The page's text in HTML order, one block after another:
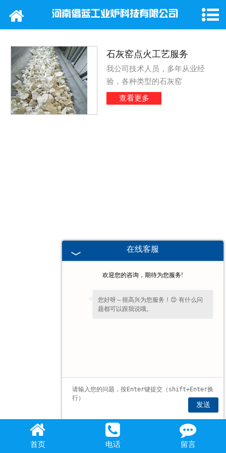
网站首页
产品中心
新闻动态
石灰窑点火工艺服务
我公司技术人员，多年从业经
验，各种类型的石灰窑
查看更多
首页 电话 留言
在线客服
欢迎您的咨询，期待为您服务!
您好呀～很高兴为您服务！😊 有什么问
题都可以跟我说哦。
发送